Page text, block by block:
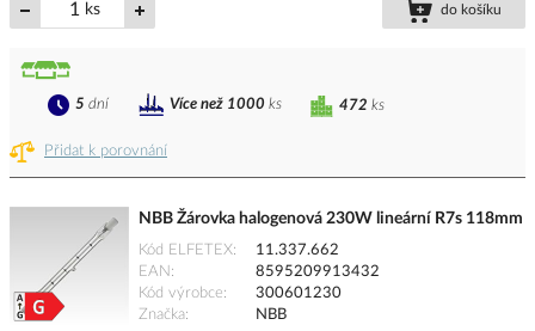
ks do košíku
Přidat k porovnání
472 ks
5 dní Více než 1000 ks
NBB Žárovka halogenová 230W lineární R7s 118mm
Kód ELFETEX
11.337.662
EAN
8595209913432
Kód výrobce
300601230
Značka
NBB